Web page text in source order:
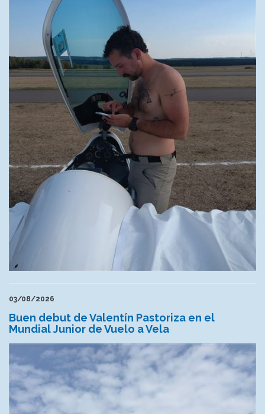
03/08/2026
Buen debut de Valentín Pastoriza en el
Mundial Junior de Vuelo a Vela